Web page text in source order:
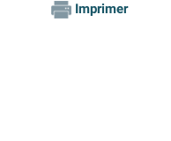
Imprimer